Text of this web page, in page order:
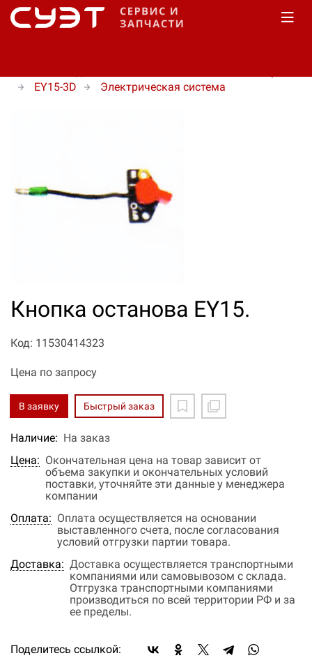
EY15-3D
Электрическая система
Кнопка останова EY15.
Код: 11530414323
Цена по запросу
В заявку Быстрый заказ
Наличие: На заказ
Цена: Окончательная цена на товар зависит от
объема закупки и окончательных условий
поставки, уточняйте эти данные у менеджера
компании
Оплата: Оплата осуществляется на основании
выставленного счета, после согласования
условий отгрузки партии товара.
Доставка: Доставка осуществляется транспортными
компаниями или самовывозом с склада.
Отгрузка транспортными компаниями
производиться по всей территории РФ и за
ее пределы.
Поделитесь ссылкой: